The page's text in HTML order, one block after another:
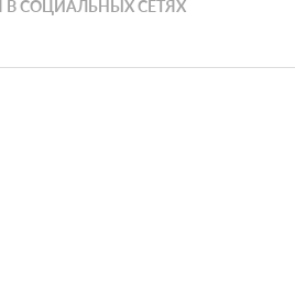
В СОЦИАЛЬНЫХ СЕТЯХ